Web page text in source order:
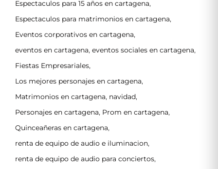
Espectaculos para 15 años en cartagena,
Espectaculos para matrimonios en cartagena,
Eventos corporativos en cartagena,
eventos en cartagena, eventos sociales en cartagena,
Fiestas Empresariales,
Los mejores personajes en cartagena,
Matrimonios en cartagena, navidad,
Personajes en cartagena, Prom en cartagena,
Quinceañeras en cartagena,
renta de equipo de audio e iluminacion,
renta de equipo de audio para conciertos,